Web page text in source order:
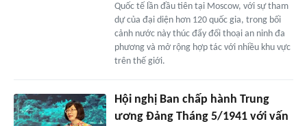
Quốc tế lần đầu tiên tại Moscow, với sự tham
dự của đại diện hơn 120 quốc gia, trong bối
cảnh nước này thúc đẩy đối thoại an ninh đa
phương và mở rộng hợp tác với nhiều khu vực
trên thế giới.
Hội nghị Ban chấp hành Trung
ương Đảng Tháng 5/1941 với vấn